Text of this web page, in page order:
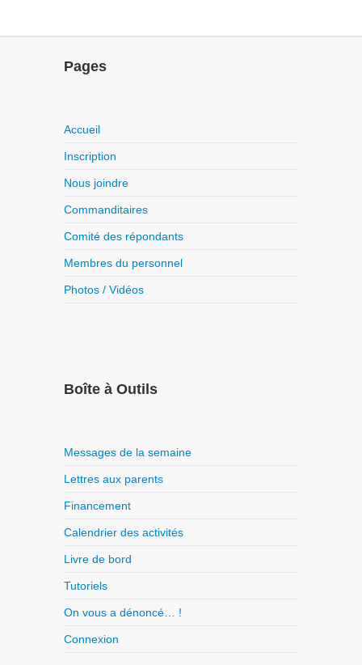
Pages
Accueil
Inscription
Nous joindre
Commanditaires
Comité des répondants
Membres du personnel
Photos / Vidéos
Boîte à Outils
Messages de la semaine
Lettres aux parents
Financement
Calendrier des activités
Livre de bord
Tutoriels
On vous a dénoncé… !
Connexion